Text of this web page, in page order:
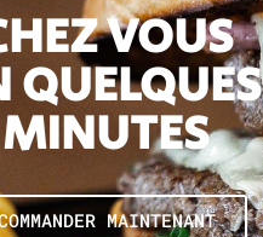
VOUS
QUELQUES
MINUTES
MAINTENANT